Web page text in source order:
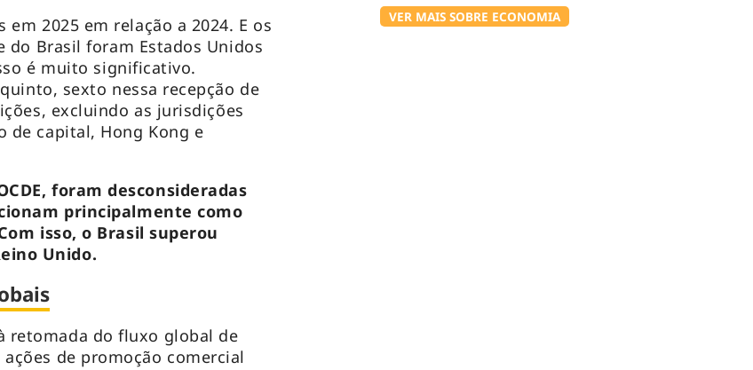
VER MAIS SOBRE ECONOMIA
2025 em relação a 2024. E os
do Brasil foram Estados Unidos
é muito significativo.
sexto nessa recepção de
excluindo as jurisdições
de capital, Hong Kong e
foram desconsideradas
principalmente como
isso, o Brasil superou
Unido.
retomada do fluxo global de
de promoção comercial